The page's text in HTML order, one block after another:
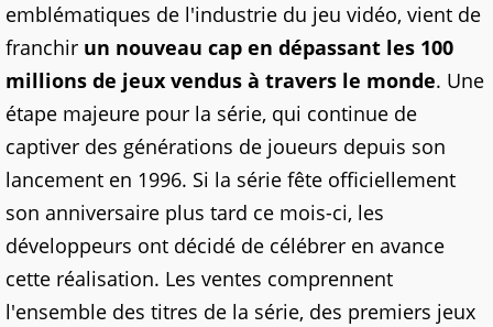
emblématiques de l'industrie du jeu vidéo, vient de
franchir un nouveau cap en dépassant les 100
millions de jeux vendus à travers le monde. Une
étape majeure pour la série, qui continue de
captiver des générations de joueurs depuis son
lancement en 1996. Si la série fête officiellement
son anniversaire plus tard ce mois-ci, les
développeurs ont décidé de célébrer en avance
cette réalisation. Les ventes comprennent
l'ensemble des titres de la série, des premiers jeux